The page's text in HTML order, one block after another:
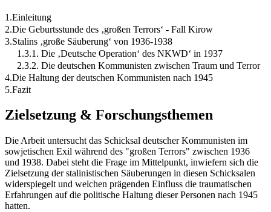
1.Einleitung
2.Die Geburtsstunde des ‚großen Terrors‘ - Fall Kirow
3.Stalins ‚große Säuberung‘ von 1936-1938
1.3.1. Die ‚Deutsche Operation‘ des NKWD‘ in 1937
2.3.2. Die deutschen Kommunisten zwischen Traum und Terror
4.Die Haltung der deutschen Kommunisten nach 1945
5.Fazit
Zielsetzung & Forschungsthemen
Die Arbeit untersucht das Schicksal deutscher Kommunisten im
sowjetischen Exil während des "großen Terrors" zwischen 1936
und 1938. Dabei steht die Frage im Mittelpunkt, inwiefern sich die
Zielsetzung der stalinistischen Säuberungen in diesen Schicksalen
widerspiegelt und welchen prägenden Einfluss die traumatischen
Erfahrungen auf die politische Haltung dieser Personen nach 1945
hatten.